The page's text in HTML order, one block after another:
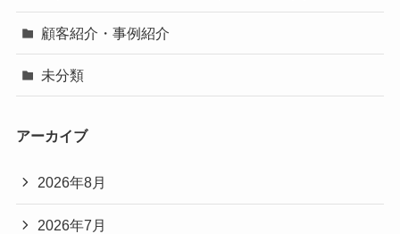
顧客紹介・事例紹介
未分類
アーカイブ
2026年8月
2026年7月